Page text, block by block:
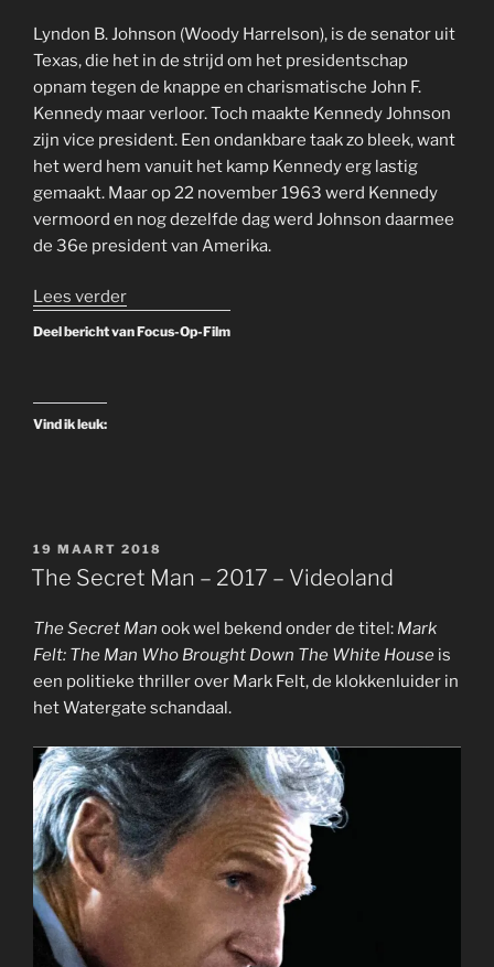
Lyndon B. Johnson (Woody Harrelson), is de senator uit
Texas, die het in de strijd om het presidentschap
opnam tegen de knappe en charismatische John F.
Kennedy maar verloor. Toch maakte Kennedy Johnson
zijn vice president. Een ondankbare taak zo bleek, want
het werd hem vanuit het kamp Kennedy erg lastig
gemaakt. Maar op 22 november 1963 werd Kennedy
vermoord en nog dezelfde dag werd Johnson daarmee
de 36e president van Amerika.
Lees verder“LBJ
Deel bericht van Focus-Op-Film
Vind ik leuk:
GEPLAATST
OP
19 MAART 2018
The Secret Man – 2017 – Videoland
The Secret Man ook wel bekend onder de titel: Mark
Felt: The Man Who Brought Down The White House is
een politieke thriller over Mark Felt, de klokkenluider in
het Watergate schandaal.